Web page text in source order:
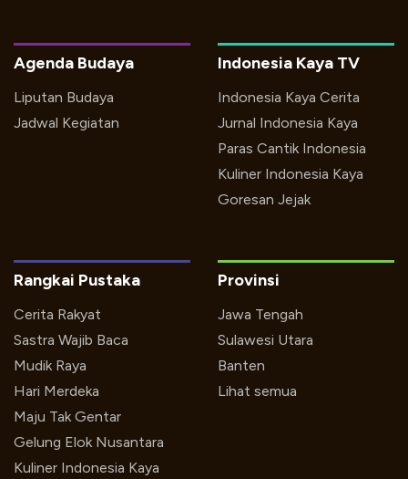
Indonesia Kaya TV
Indonesia Kaya Cerita
Jurnal Indonesia Kaya
Paras Cantik Indonesia
Kuliner Indonesia Kaya
Goresan Jejak
Agenda Budaya
Liputan Budaya
Jadwal Kegiatan
Rangkai Pustaka
Cerita Rakyat
Sastra Wajib Baca
Mudik Raya
Hari Merdeka
Maju Tak Gentar
Gelung Elok Nusantara
Kuliner Indonesia Kaya
Provinsi
Jawa Tengah
Sulawesi Utara
Banten
Lihat semua